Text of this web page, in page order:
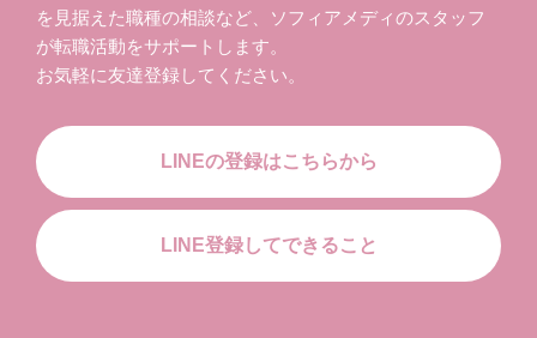
を見据えた職種の相談など、ソフィアメディのスタッフ
が転職活動をサポートします。
お気軽に友達登録してください。
LINEの登録はこちらから
LINE登録してできること